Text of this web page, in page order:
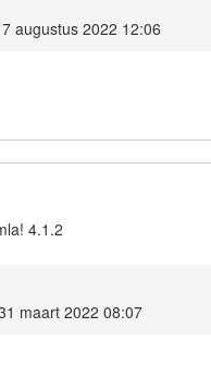
augustus 2022 12:06
4.1.2
maart 2022 08:07